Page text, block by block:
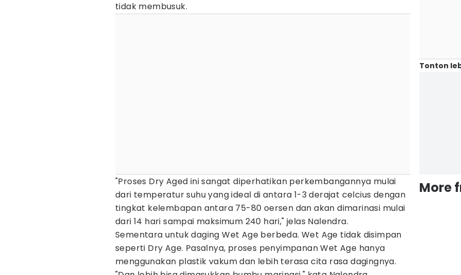
tidak membusuk.
"Proses Dry Aged ini sangat diperhatikan perkembangannya mulai
dari temperatur suhu yang ideal di antara 1-3 derajat celcius dengan
tingkat kelembapan antara 75-80 oersen dan akan dimarinasi mulai
dari 14 hari sampai maksimum 240 hari," jelas Nalendra.
Sementara untuk daging Wet Age berbeda. Wet Age tidak disimpan
seperti Dry Age. Pasalnya, proses penyimpanan Wet Age hanya
menggunakan plastik vakum dan lebih terasa cita rasa dagingnya.
Tonton
More